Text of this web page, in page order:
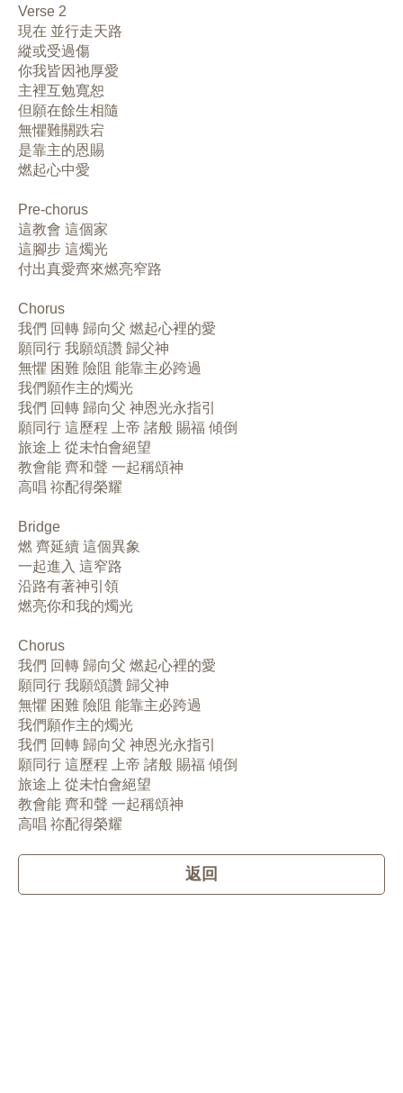
Verse 2
現在 並行走天路
縱或受過傷
你我皆因祂厚愛
主裡互勉寬恕
但願在餘生相隨
無懼難關跌宕
是靠主的恩賜
燃起心中愛
Pre-chorus
這教會 這個家
這腳步 這燭光
付出真愛齊來燃亮窄路
Chorus
我們 回轉 歸向父 燃起心裡的愛
願同行 我願頌讚 歸父神
無懼 困難 險阻 能靠主必跨過
我們願作主的燭光
我們 回轉 歸向父 神恩光永指引
願同行 這歷程 上帝 諸般 賜福 傾倒
旅途上 從未怕會絕望
教會能 齊和聲 一起稱頌神
高唱 祢配得榮耀
Bridge
燃 齊延續 這個異象
一起進入 這窄路
沿路有著神引領
燃亮你和我的燭光
Chorus
我們 回轉 歸向父 燃起心裡的愛
願同行 我願頌讚 歸父神
無懼 困難 險阻 能靠主必跨過
我們願作主的燭光
我們 回轉 歸向父 神恩光永指引
願同行 這歷程 上帝 諸般 賜福 傾倒
旅途上 從未怕會絕望
教會能 齊和聲 一起稱頌神
高唱 祢配得榮耀
返回